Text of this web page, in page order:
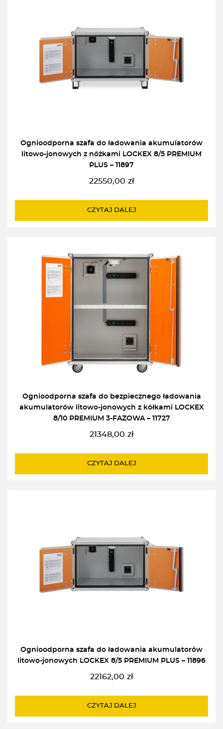
Ognioodporna szafa do ładowania akumulatorów
litowo-jonowych z nóżkami LOCKEX 8/5 PREMIUM
PLUS – 11897
22550,00 zł
CZYTAJ DALEJ
Ognioodporna szafa do bezpiecznego ładowania
akumulatorów litowo-jonowych z kółkami LOCKEX
8/10 PREMIUM 3-FAZOWA – 11727
21348,00 zł
CZYTAJ DALEJ
Ognioodporna szafa do ładowania akumulatorów
litowo-jonowych LOCKEX 8/5 PREMIUM PLUS – 11896
22162,00 zł
CZYTAJ DALEJ